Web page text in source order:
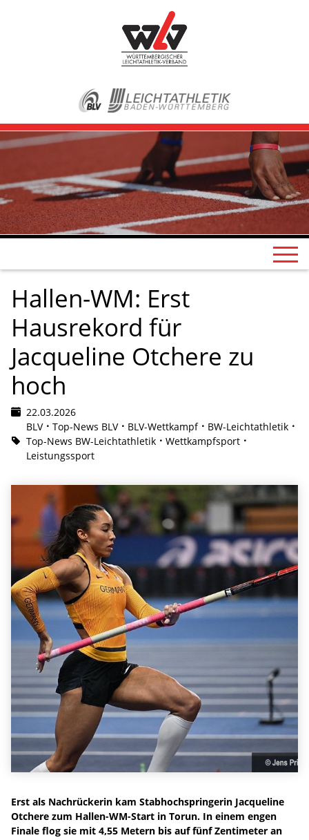
Hallen-WM: Erst
Hausrekord für
Jacqueline Otchere zu
hoch
22.03.2026
BLV
Top-News BLV BLV-Wettkampf
BW-Leichtathletik
Top-News BW-Leichtathletik
Wettkampfsport
Leistungssport
Erst als Nachrückerin kam Stabhochspringerin Jacqueline
Otchere zum Hallen-WM-Start in Torun. In einem engen
Finale flog sie mit 4,55 Metern bis auf fünf Zentimeter an